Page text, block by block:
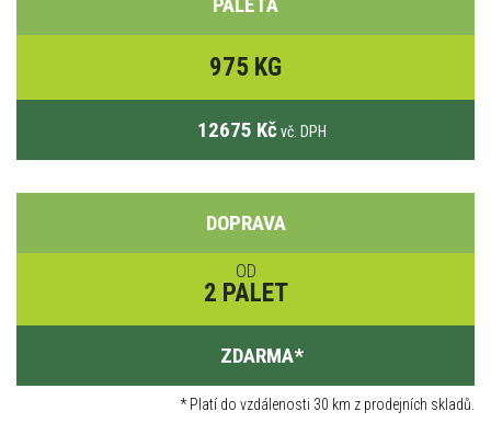
975 KG
12675 Kč vč. DPH
DOPRAVA
OD
2 PALET
ZDARMA*
*Platí do vzdálenosti 30 km z prodejních skladů.